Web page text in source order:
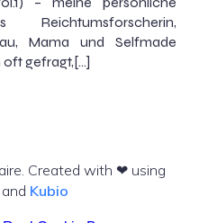
Mama und Selfmade
oft gefragt,[…]
Created with ❤ using
Kubio